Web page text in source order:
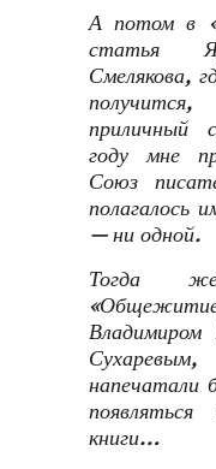
А потом в
статья
Смелякова,
приличный
году мне
Союз
полагалось
— ни одной.
Тогда
напечатали
книги…